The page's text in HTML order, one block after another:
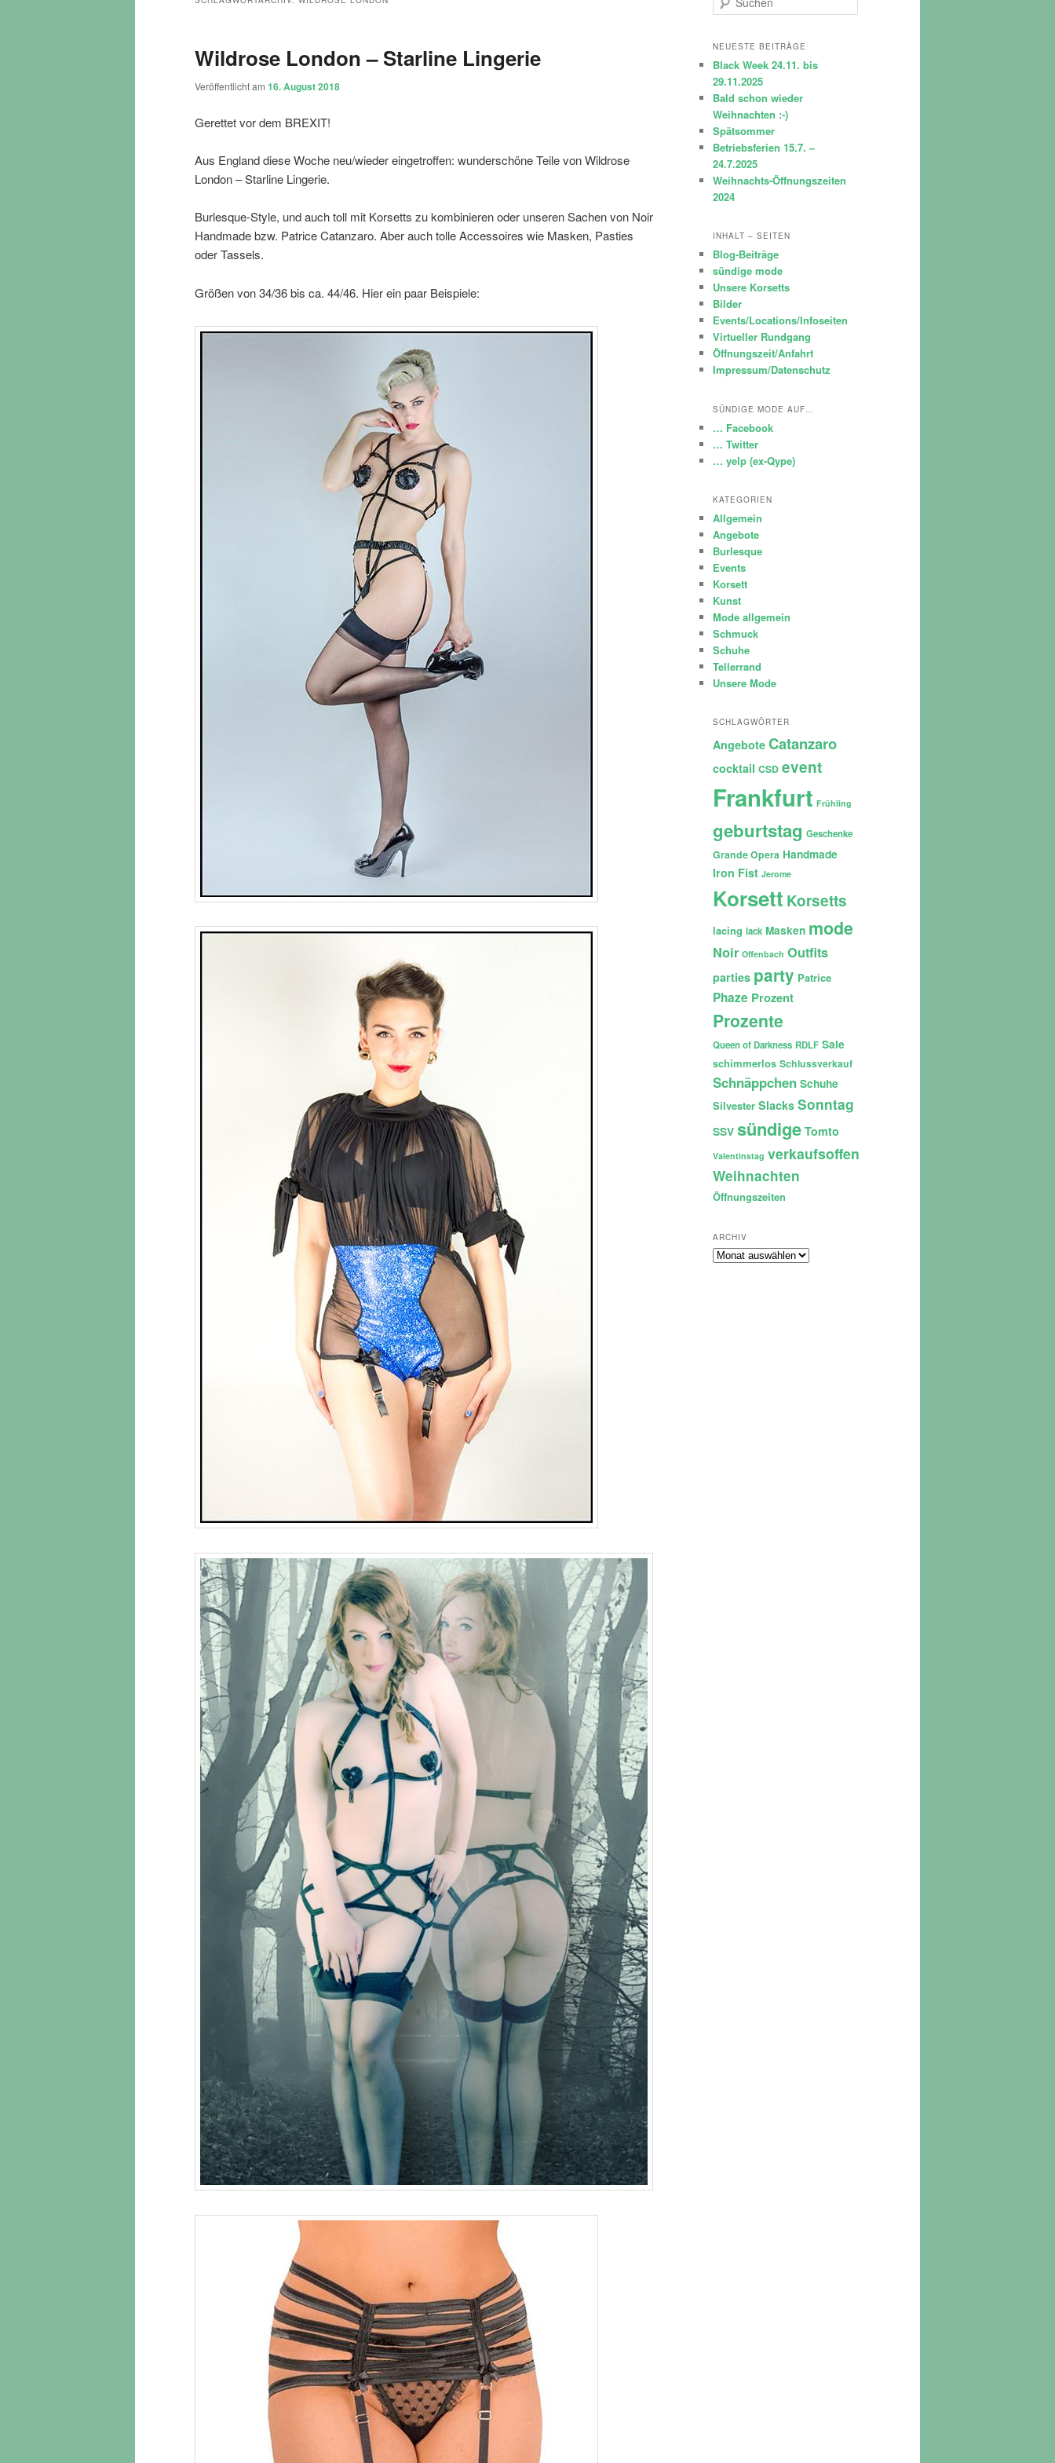
Wildrose London – Starline Lingerie
Veröffentlicht am 16. August 2018
Gerettet vor dem BREXIT!
Aus England diese Woche neu/wieder eingetroffen: wunderschöne Teile von Wildrose
London – Starline Lingerie.
Burlesque-Style, und auch toll mit Korsetts zu kombinieren oder unseren Sachen von Noir
Handmade bzw. Patrice Catanzaro. Aber auch tolle Accessoires wie Masken, Pasties
oder Tassels.
Größen von 34/36 bis ca. 44/46. Hier ein paar Beispiele:
u
h
n
NEUESTE BEITRÄGE
Black Week 24.11. bis
29.11.2025
Bald schon wieder
Weihnachten :-)
Spätsommer
Betriebsferien 15.7. –
24.7.2025
Weihnachts-Öffnungszeiten
2024
INHALT – SEITEN
Blog-Beiträge
sündige mode
Unsere Korsetts
Bilder
Events/Locations/Infoseiten
Virtueller Rundgang
Öffnungszeit/Anfahrt
Impressum/Datenschutz
SÜNDIGE MODE AUF…
… Facebook
… Twitter
… yelp (ex-Qype)
KATEGORIEN
Allgemein
Angebote
Burlesque
Events
Korsett
Kunst
Mode allgemein
Schmuck
Schuhe
Tellerrand
Unsere Mode
SCHLAGWÖRTER
Angebote Catanzaro
cocktail CSD event
Frankfurt Frühling
geburtstag Geschenke
Grande Opera Handmade
Iron Fist Jerome
Korsett Korsetts
lacing lack Masken mode
Noir Offenbach Outfits
parties party Patrice
Phaze Prozent
Prozente
Queen of Darkness RDLF Sale
schimmerlos Schlussverkauf
Schnäppchen Schuhe
Silvester Slacks Sonntag
SSV sündige Tomto
Valentinstag verkaufsoffen
Weihnachten
Öffnungszeiten
ARCHIV
Archiv